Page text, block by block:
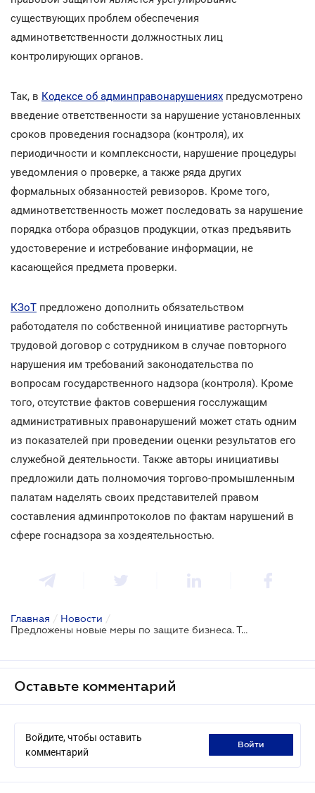
существующих проблем обеспечения
админответственности должностных лиц
контролирующих органов.
Так, в Кодексе об админправонарушениях предусмотрено
введение ответственности за нарушение установленных
сроков проведения госнадзора (контроля), их
периодичности и комплексности, нарушение процедуры
уведомления о проверке, а также ряда других
формальных обязанностей ревизоров. Кроме того,
админответственность может последовать за нарушение
порядка отбора образцов продукции, отказ предъявить
удостоверение и истребование информации, не
касающейся предмета проверки.
КЗоТ предложено дополнить обязательством
работодателя по собственной инициативе расторгнуть
трудовой договор с сотрудником в случае повторного
нарушения им требований законодательства по
вопросам государственного надзора (контроля). Кроме
того, отсутствие фактов совершения госслужащим
административных правонарушений может стать одним
из показателей при проведении оценки результатов его
служебной деятельности. Также авторы инициативы
предложили дать полномочия торгово-промышленным
палатам наделять своих представителей правом
составления админпротоколов по фактам нарушений в
сфере госнадзора за хоздеятельностью.
Главная / Новости /
Предложены новые меры по защите бизнеса. Теперь в ходе проверок
Оставьте комментарий
Войдите, чтобы оставить
комментарий
войти